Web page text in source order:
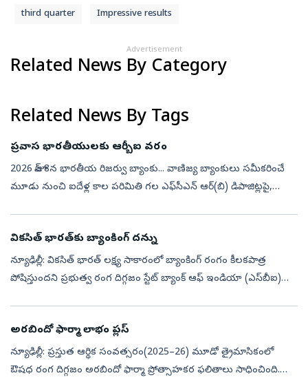
third quarter Impressive results
Advertisement
Related News By Category
Related News By Tags
ప్రవాస భారతీయులకు ఆర్బీఐ వరం
2026 జూన్‌ 8న భారతీయ రిజర్వు బ్యాంకు... వాణిజ్య బ్యాంకులు సమీకరించే
మూడు నుంచి ఐదేళ్ల కాల పరిమితి గల ఎఫ్‌సీఎన్‌ ఆర్‌(బి) డిపాజిట్లపై,
వికసిత్‌ భారత్‌కు బ్యాంకింగ్‌ దన్ను
న్యూఢిల్లీ: వికసిత్‌ భారత్‌ లక్ష్య సాకారంలో బ్యాంకింగ్‌ రంగం కీలకపాత్ర
పోషిస్తుందని ప్రభుత్వ రంగ దిగ్గజం స్టేట్‌ బ్యాంక్‌ ఆఫ్‌ ఇండియా (ఎస్‌బీఐ)
అరబిందో ఫార్మా లాభం ప్లస్‌
న్యూఢిల్లీ: ప్రస్తుత ఆర్థిక సంవత్సరం(2025–26) మూడో త్రైమాసికంలో
ఔషధ రంగ దిగ్గజం అరబిందో ఫార్మా ప్రోత్సాహకర ఫలితాలు సాధించింది.